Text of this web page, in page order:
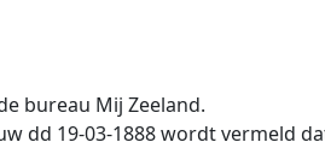
bureau Mij Zeeland.
dd 19-03-1888 wordt vermeld